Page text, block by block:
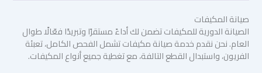
صيانة المكيفات
الصيانة الدورية للمكيفات تضمن لك أداءً مستقرًا وتبريدًا فعّالًا طوال
العام. نحن نقدم خدمة صيانة مكيفات تشمل الفحص الكامل، تعبئة
الفريون، واستبدال القطع التالفة، مع تغطية جميع أنواع المكيفات.